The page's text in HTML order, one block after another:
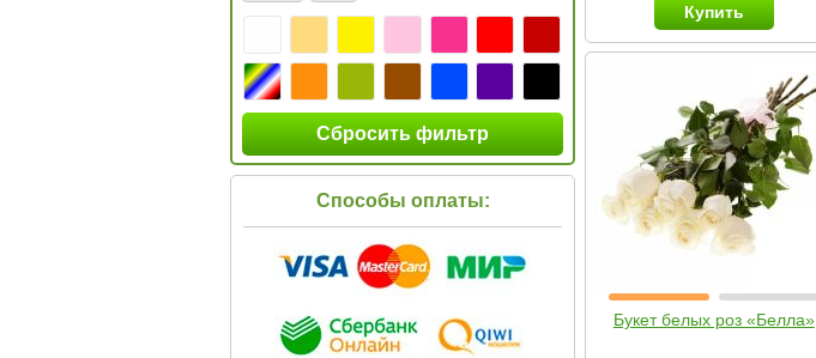
Сбросить фильтр
Способы оплаты:
Купить
Букет белых роз «Белла»